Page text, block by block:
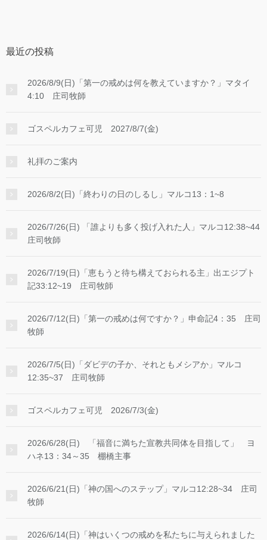
最近の投稿
2026/8/9(日)「第一の戒めは何を教えていますか？」マタイ
4:10 庄司牧師
ゴスペルカフェ可児 2027/8/7(金)
礼拝のご案内
2026/8/2(日)「終わりの日のしるし」マルコ13：1~8
2026/7/26(日) 「誰よりも多く投げ入れた人」マルコ12:38~44
庄司牧師
2026/7/19(日)「恵もうと待ち構えておられる主」出エジプト
記33:12~19 庄司牧師
2026/7/12(日)「第一の戒めは何ですか？」申命記4：35 庄司
牧師
2026/7/5(日)「ダビデの子か、それともメシアか」マルコ
12:35~37 庄司牧師
ゴスペルカフェ可児 2026/7/3(金)
2026/6/28(日) 「福音に満ちた宣教共同体を目指して」 ヨ
ハネ13：34～35 棚橋主事
2026/6/21(日)「神の国へのステップ」マルコ12:28~34 庄司
牧師
2026/6/14(日)「神はいくつの戒めを私たちに与えられました